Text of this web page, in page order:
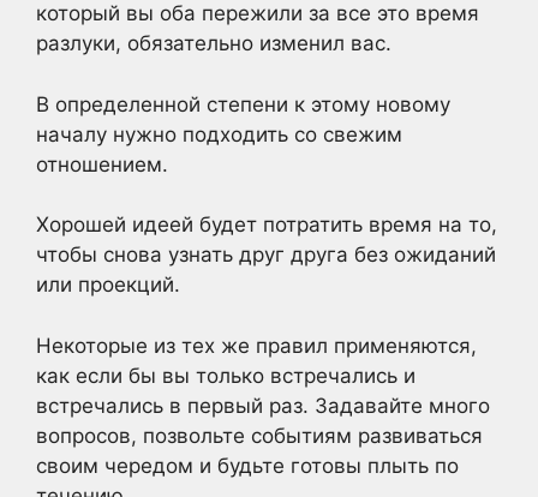
который вы оба пережили за все это время
разлуки, обязательно изменил вас.
В определенной степени к этому новому
началу нужно подходить со свежим
отношением.
Хорошей идеей будет потратить время на то,
чтобы снова узнать друг друга без ожиданий
или проекций.
Некоторые из тех же правил применяются,
как если бы вы только встречались и
встречались в первый раз. Задавайте много
вопросов, позвольте событиям развиваться
своим чередом и будьте готовы плыть по